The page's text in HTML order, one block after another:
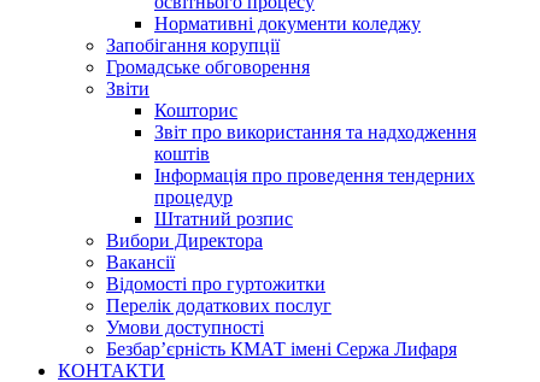
Нормативні документи коледжу
Запобігання корупції
Громадське обговорення
Звіти
Кошторис
Звіт про використання та надходження
коштів
Інформація про проведення тендерних
процедур
Штатний розпис
Вибори Директора
Вакансії
Відомості про гуртожитки
Перелік додаткових послуг
Умови доступності
Безбар’єрність КМАТ імені Сержа Лифаря
КОНТАКТИ